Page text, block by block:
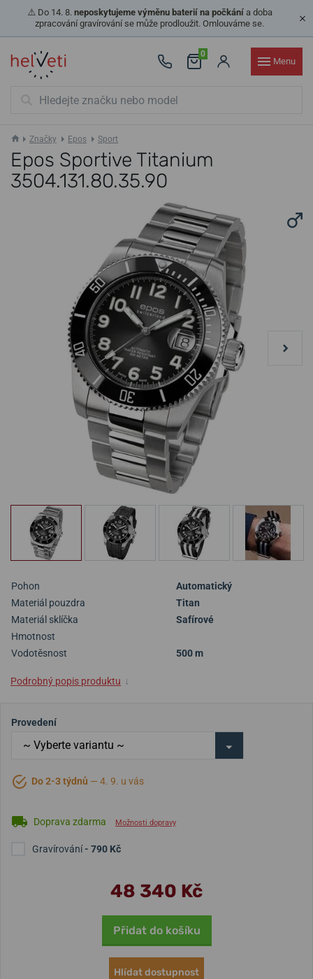
⚠️ Do 14. 8. neposkytujeme výměnu baterií na počkánía doba
zpracování gravírování se může prodloužit. Omlouváme se.
0
Menu
Značky Epos Sport
Epos Sportive Titanium
3504.131.80.35.90
Pohon
Automatický
Materiál pouzdra
Titan
Materiál sklíčka
Safírové
Hmotnost
Vodotěsnost
500 m
Podrobný popis produktu ↓
Provedení
Do 2-3 týdnů — 4. 9. u vás
Doprava zdarma Možnosti dopravy
Gravírování- 790 Kč
48 340 Kč
Přidat do košíku
Hlídat dostupnost